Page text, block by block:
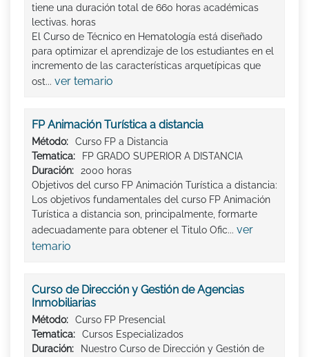
tiene una duración total de 660 horas académicas
lectivas. horas
El Curso de Técnico en Hematología está diseñado
para optimizar el aprendizaje de los estudiantes en el
incremento de las características arquetípicas que
ost... ver temario
FP Animación Turística a distancia
Método:
Curso FP a Distancia
Tematica:
FP GRADO SUPERIOR A DISTANCIA
Duración:
2000 horas
Objetivos del curso FP Animación Turística a distancia:
Los objetivos fundamentales del curso FP Animación
Turística a distancia son, principalmente, formarte
adecuadamente para obtener el Titulo Ofic... ver
temario
Curso de Dirección y Gestión de Agencias
Inmobiliarias
Método:
Curso FP Presencial
Tematica:
Cursos Especializados
Duración:
Nuestro Curso de Dirección y Gestión de